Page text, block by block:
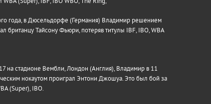
года, в Дюсельдорфе (Германия) Владимир решением
британцу Тайсону Фьюри, потеряв титулы IBF, IBO, WBA
на стадионе Вембли, Лондон (Англия), Владимир в 11
нокаутом проиграл Энтони Джошуа. Это был бой за
(Super), IBO.